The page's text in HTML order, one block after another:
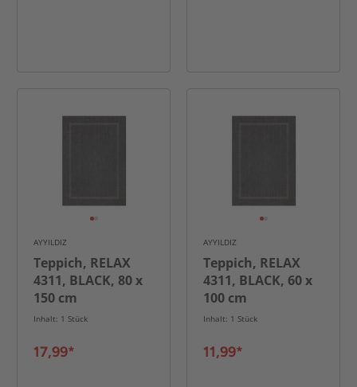
AYYILDIZ
Teppich, RELAX
4311, BLACK, 80 x
150 cm
Inhalt: 1 Stück
17,99*
AYYILDIZ
Teppich, RELAX
4311, BLACK, 60 x
100 cm
Inhalt: 1 Stück
11,99*